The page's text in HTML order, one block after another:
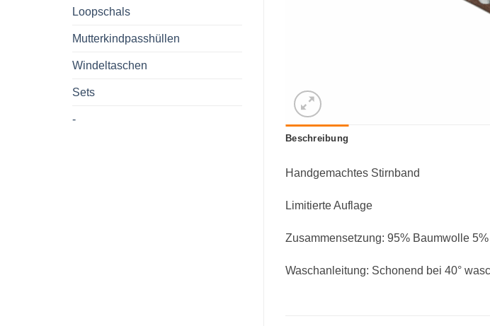
Loopschals
Mutterkindpasshüllen
Windeltaschen
Sets
-
Beschreibung
Handgemachtes Stirnband
Limitierte Auflage
Zusammensetzung: 95% Baumwolle
Waschanleitung: Schonend bei 40°